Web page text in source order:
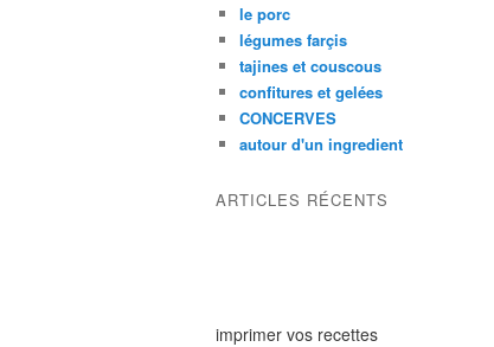
le porc
légumes farçis
tajines et couscous
confitures et gelées
CONCERVES
autour d'un ingredient
ARTICLES RÉCENTS
imprimer vos recettes